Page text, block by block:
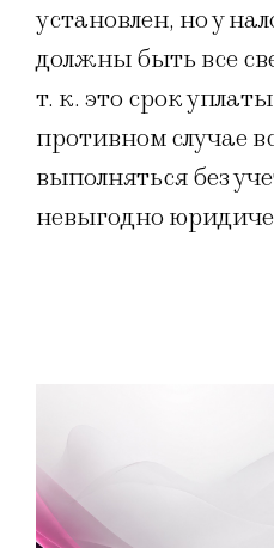
установлен, но у
должны быть все
т. к. это срок
противном случае
выполняться без
невыгодно